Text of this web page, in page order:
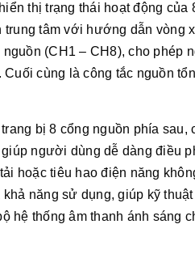
thị trạng thái hoạt động
trung tâm với hướng dẫn vòng
(CH1 – CH8), cho phép
Cuối cùng là công tắc nguồn
bị 8 cổng nguồn phía
giúp người dùng dễ dàng điều
hoặc tiêu hao điện năng
năng sử dụng, giúp kỹ
hệ thống âm thanh ánh sáng